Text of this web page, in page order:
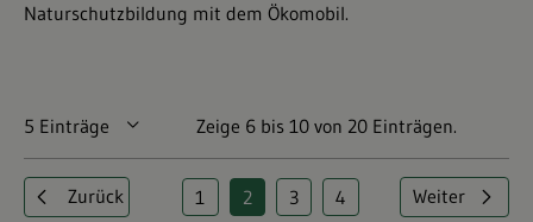
Naturschutzbildung mit dem Ökomobil.
5 Einträge Pro Seite Zeige 6 bis 10 von 20 Einträgen.
Zurück
Seite
1 Seite
2 Seite
3 Seite
4 Weiter